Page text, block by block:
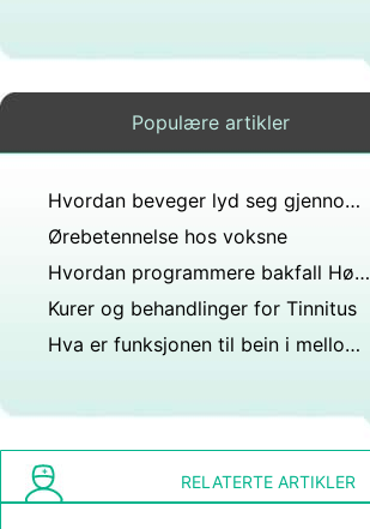
Populære artikler
Hvordan beveger lyd seg gjennom ørene?
Ørebetennelse hos voksne
Hvordan programmere bakfall Høreapparater
Kurer og behandlinger for Tinnitus
Hva er funksjonen til bein i mellomøret?
RELATERTE ARTIKLER